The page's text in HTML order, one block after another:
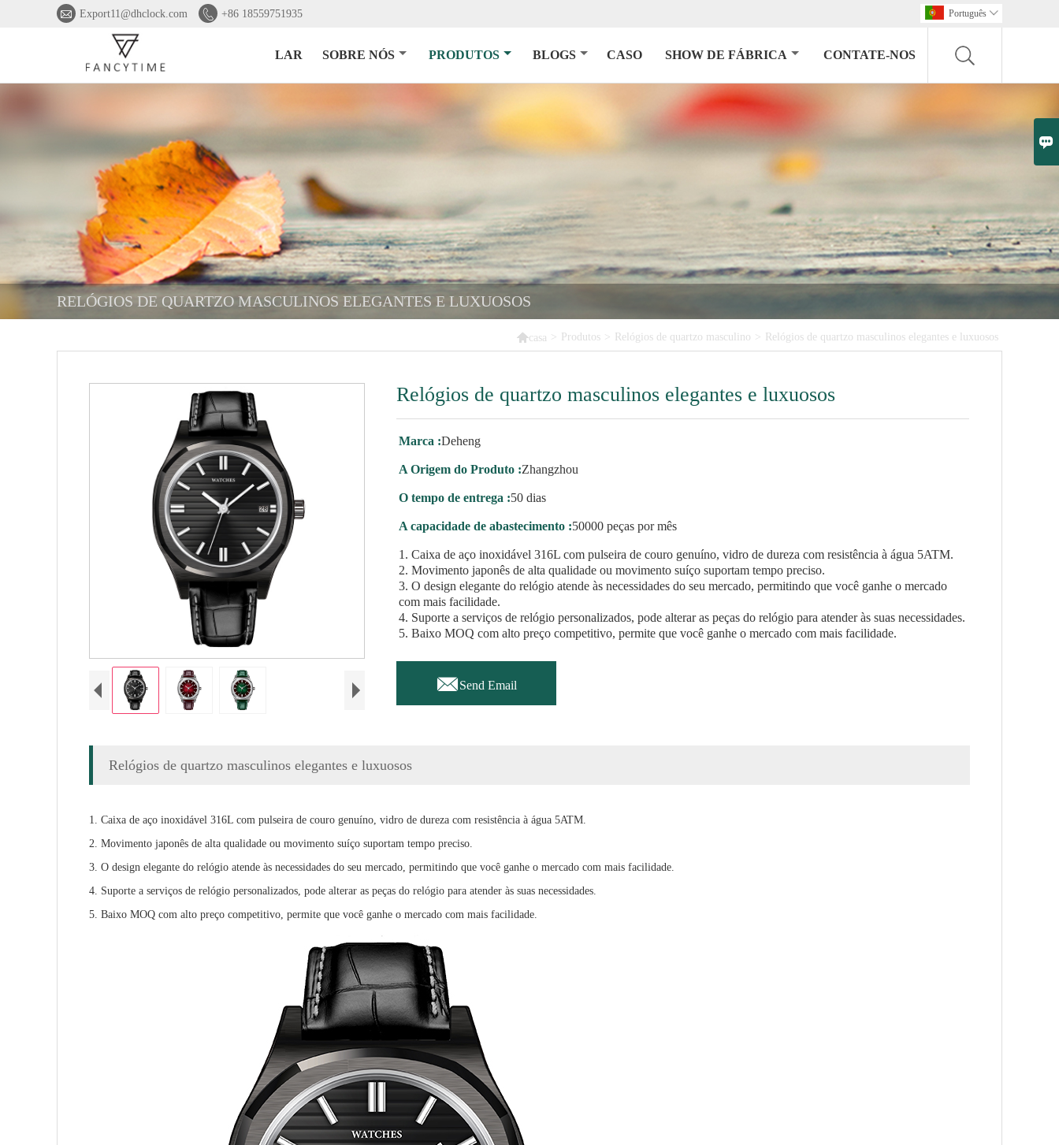

 Export11@dhclock.com  +86 18559751935 Português 
LAR SOBRE NÓS PRODUTOS BLOGS CASO SHOW DE FÁBRICA CONTATE-NOS
RELÓGIOS DE QUARTZO MASCULINOS ELEGANTES E LUXUOSOS
casa > Produtos > Relógios de quartzo masculino > Relógios de quartzo masculinos elegantes e luxuosos
Relógios de quartzo masculinos elegantes e luxuosos
Marca :Deheng
A Origem do Produto :Zhangzhou
O tempo de entrega :50 dias
A capacidade de abastecimento :50000 peças por mês
1. Caixa de aço inoxidável 316L com pulseira de couro genuíno, vidro de dureza com resistência à água 5ATM.
2. Movimento japonês de alta qualidade ou movimento suíço suportam tempo preciso.
3. O design elegante do relógio atende às necessidades do seu mercado, permitindo que você ganhe o mercado
com mais facilidade.
4. Suporte a serviços de relógio personalizados, pode alterar as peças do relógio para atender às suas necessidades.
5. Baixo MOQ com alto preço competitivo, permite que você ganhe o mercado com mais facilidade.
Send Email
Relógios de quartzo masculinos elegantes e luxuosos
1. Caixa de aço inoxidável 316L com pulseira de couro genuíno, vidro de dureza com resistência à água 5ATM.
2. Movimento japonês de alta qualidade ou movimento suíço suportam tempo preciso.
3. O design elegante do relógio atende às necessidades do seu mercado, permitindo que você ganhe o mercado com mais facilidade.
4. Suporte a serviços de relógio personalizados, pode alterar as peças do relógio para atender às suas necessidades.
5. Baixo MOQ com alto preço competitivo, permite que você ganhe o mercado com mais facilidade.